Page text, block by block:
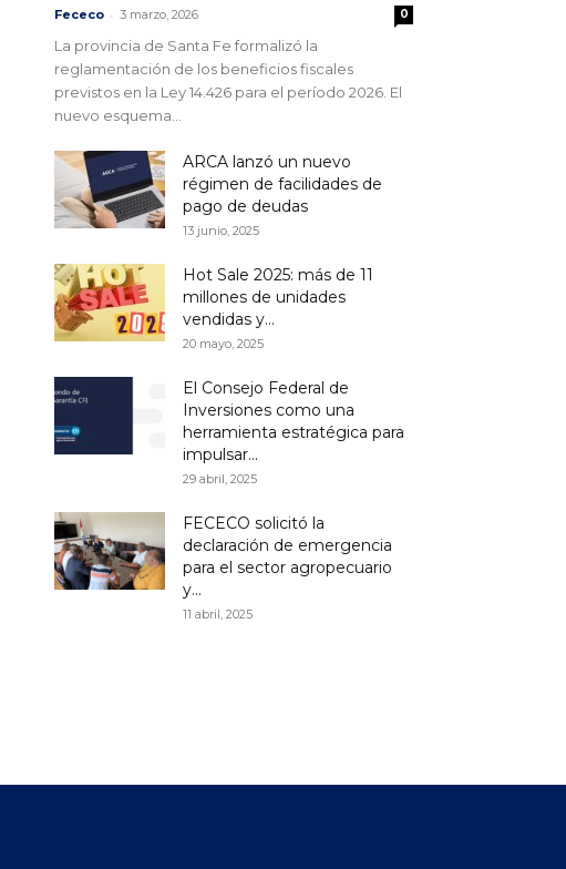
Fececo - 3 marzo, 2026 0
La provincia de Santa Fe formalizó la
reglamentación de los beneficios fiscales
previstos en la Ley 14.426 para el período 2026. El
nuevo esquema...
ARCA lanzó un nuevo
régimen de facilidades de
pago de deudas
13 junio, 2025
Hot Sale 2025: más de 11
millones de unidades
vendidas y...
20 mayo, 2025
El Consejo Federal de
Inversiones como una
herramienta estratégica para
impulsar...
29 abril, 2025
FECECO solicitó la
declaración de emergencia
para el sector agropecuario
y...
11 abril, 2025